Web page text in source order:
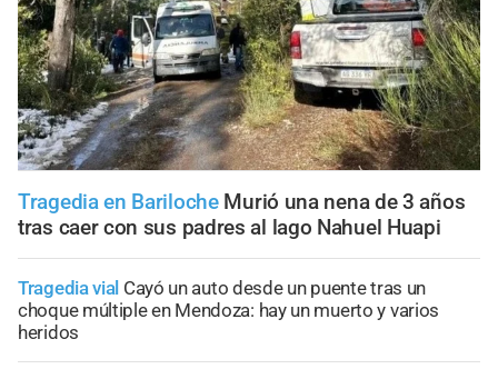
Tragedia en Bariloche Murió una nena de 3 años
tras caer con sus padres al lago Nahuel Huapi
Tragedia vial Cayó un auto desde un puente tras un
choque múltiple en Mendoza: hay un muerto y varios
heridos